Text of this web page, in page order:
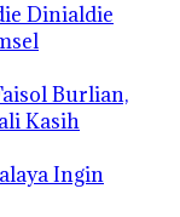
Dinialdie
Burlian,
Kasih
Ingin